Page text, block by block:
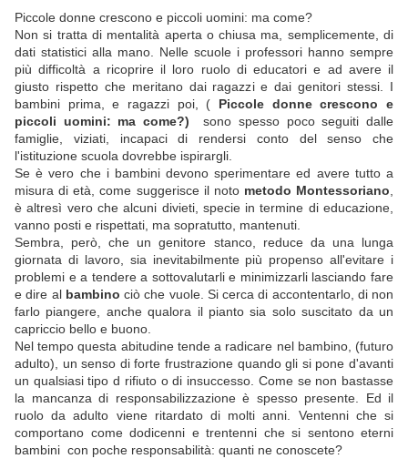
Piccole donne crescono e piccoli uomini: ma come?
Non si tratta di mentalità aperta o chiusa ma, semplicemente, di
dati statistici alla mano. Nelle scuole i professori hanno sempre
più difficoltà a ricoprire il loro ruolo di educatori e ad avere il
giusto rispetto che meritano dai ragazzi e dai genitori stessi. I
bambini prima, e ragazzi poi, ( Piccole donne crescono e
piccoli uomini: ma come?) sono spesso poco seguiti dalle
famiglie, viziati, incapaci di rendersi conto del senso che
l'istituzione scuola dovrebbe ispirargli.
Se è vero che i bambini devono sperimentare ed avere tutto a
misura di età, come suggerisce il noto metodo Montessoriano
è altresì vero che alcuni divieti, specie in termine di educazione,
vanno posti e rispettati, ma sopratutto, mantenuti.
Sembra, però, che un genitore stanco, reduce da una lunga
giornata di lavoro, sia inevitabilmente più propenso all'evitare i
problemi e a tendere a sottovalutarli e minimizzarli lasciando fare
e dire al bambino ciò che vuole. Si cerca di accontentarlo, di non
farlo piangere, anche qualora il pianto sia solo suscitato da un
capriccio bello e buono.
Nel tempo questa abitudine tende a radicare nel bambino, (futuro
adulto), un senso di forte frustrazione quando gli si pone d'avanti
un qualsiasi tipo d rifiuto o di insuccesso. Come se non bastasse
la mancanza di responsabilizzazione è spesso presente. Ed il
ruolo da adulto viene ritardato di molti anni. Ventenni che si
comportano come dodicenni e trentenni che si sentono eterni
bambini con poche responsabilità: quanti ne conoscete?